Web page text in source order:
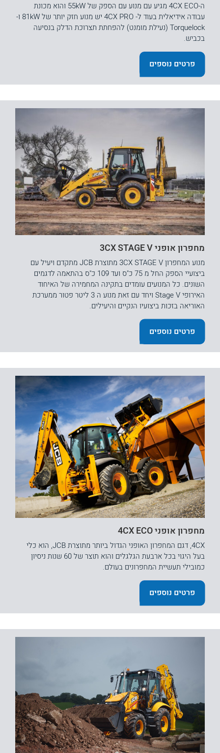
ה-4CX ECO מגיע עם מנוע עם הספק של 55kW והוא מכונת
עבודה אידיאלית בעוד ל- 4CX PRO יש מנוע חזק יותר של 81kW ו-
Torquelock (נעילת מומנט) להפחתת תצרוכת הדלק בנסיעה
בכביש.
פרטים נוספים
מחפרון אופני 3CX STAGE V
מנוע המחפרון 3CX STAGE V מתוצרת JCB מתקדם ויעיל עם
ביצועיי הספק החל מ 75 כ"ס ועד 109 כ"ס בהתאמה לדגמים
השונים. כל המנועים עומדים בתקינה המחמירה של האיחוד
האירופי Stage V ויחד עם זאת מנוע ה 3 ליטר פטור ממערכת
האוריאה בזכות ביצועיו הנקיים והיעילים.
פרטים נוספים
מחפרון אופני 4CX ECO
4CX, דגם המחפרון האופני הגדול ביותר מתוצרת JCB, הוא כלי
בעל היגוי בכל ארבעת הגלגלים והוא תוצר של 60 שנות ניסיון
כמובילי תעשיית המחפרונים בעולם.
פרטים נוספים